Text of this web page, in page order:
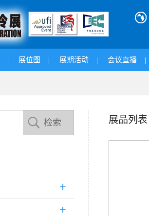
| 展位图 | 展期活动 | 会议直播 |
展品列表